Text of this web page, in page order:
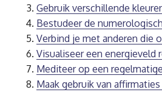
Gebruik verschillende
Bestudeer de
Verbind je met anderen die
Visualiseer een
Mediteer op een
Maak gebruik van